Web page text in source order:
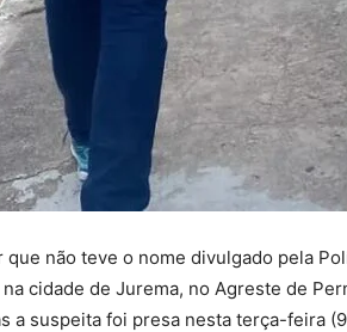
que não teve o nome divulgado pela
cidade de Jurema, no Agreste de
a suspeita foi presa nesta terça-feira